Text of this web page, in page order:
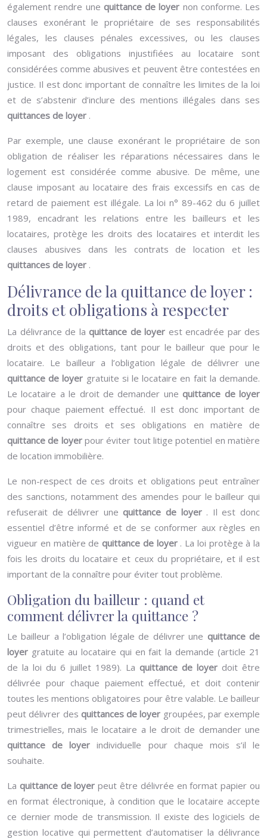
également rendre une quittance de loyer non conforme. Les
clauses exonérant le propriétaire de ses responsabilités
légales, les clauses pénales excessives, ou les clauses
imposant des obligations injustifiées au locataire sont
considérées comme abusives et peuvent être contestées en
justice. Il est donc important de connaître les limites de la loi
et de s’abstenir d’inclure des mentions illégales dans ses
quittances de loyer .
Par exemple, une clause exonérant le propriétaire de son
obligation de réaliser les réparations nécessaires dans le
logement est considérée comme abusive. De même, une
clause imposant au locataire des frais excessifs en cas de
retard de paiement est illégale. La loi n° 89-462 du 6 juillet
1989, encadrant les relations entre les bailleurs et les
locataires, protège les droits des locataires et interdit les
clauses abusives dans les contrats de location et les
quittances de loyer .
Délivrance de la quittance de loyer :
droits et obligations à respecter
La délivrance de la quittance de loyer est encadrée par des
droits et des obligations, tant pour le bailleur que pour le
locataire. Le bailleur a l’obligation légale de délivrer une
quittance de loyer gratuite si le locataire en fait la demande.
Le locataire a le droit de demander unequittance de loyer
pour chaque paiement effectué. Il est donc important de
connaître ses droits et ses obligations en matière de
quittance de loyer pour éviter tout litige potentiel en matière
de location immobilière.
Le non-respect de ces droits et obligations peut entraîner
des sanctions, notamment des amendes pour le bailleur qui
refuserait de délivrer unequittance de loyer . Il est donc
essentiel d’être informé et de se conformer aux règles en
vigueur en matière de quittance de loyer . La loi protège à la
fois les droits du locataire et ceux du propriétaire, et il est
important de la connaître pour éviter tout problème.
Obligation du bailleur : quand et
comment délivrer la quittance ?
Le bailleur a l’obligation légale de délivrer une quittance de
loyer gratuite au locataire qui en fait la demande (article 21
de la loi du 6 juillet 1989). La quittance de loyer doit être
délivrée pour chaque paiement effectué, et doit contenir
toutes les mentions obligatoires pour être valable. Le bailleur
peut délivrer des quittances de loyer groupées, par exemple
trimestrielles, mais le locataire a le droit de demander une
quittance de loyerindividuelle pour chaque mois s’il le
souhaite.
La quittance de loyerpeut être délivrée en format papier ou
en format électronique, à condition que le locataire accepte
ce dernier mode de transmission. Il existe des logiciels de
gestion locative qui permettent d’automatiser la délivrance